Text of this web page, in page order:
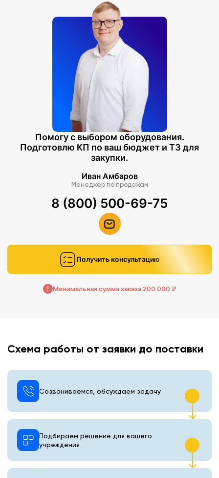
Помогу с выбором оборудования.
Подготовлю КП по ваш бюджет и ТЗ для
закупки.
Иван Амбаров
Менеджер по продажам
8 (800) 500-69-75
Получить консультацию
Минимальная сумма заказа 200 000 ₽
Схема работы от заявки до поставки
Созваниваемся, обсуждаем задачу
Подбираем решение для вашего
учреждения